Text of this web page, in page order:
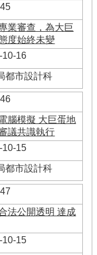
45
業審查，為大巨
度始終未變
10-16
都市設計科
46
腦模擬 大巨蛋地
議共識執行
10-15
都市設計科
47
法公開透明 達成
10-15